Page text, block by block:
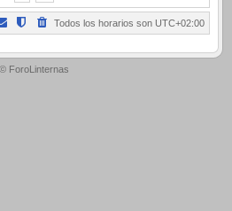
Todos los horarios son UTC+02:00
© ForoLinternas